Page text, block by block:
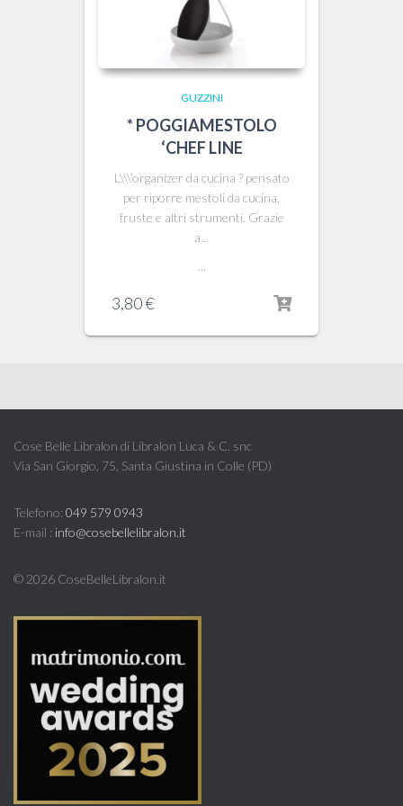
GUZZINI
* POGGIAMESTOLO
‘CHEF LINE
L\\\’organizer da cucina ? pensato
per riporre mestoli da cucina,
fruste e altri strumenti. Grazie
a...
3,80€
Cose Belle Libralon di Libralon Luca & C. snc
Via San Giorgio, 75, Santa Giustina in Colle (PD)
Telefono: 049 579 0943
E-mail : info@cosebellelibralon.it
© 2026 CoseBelleLibralon.it